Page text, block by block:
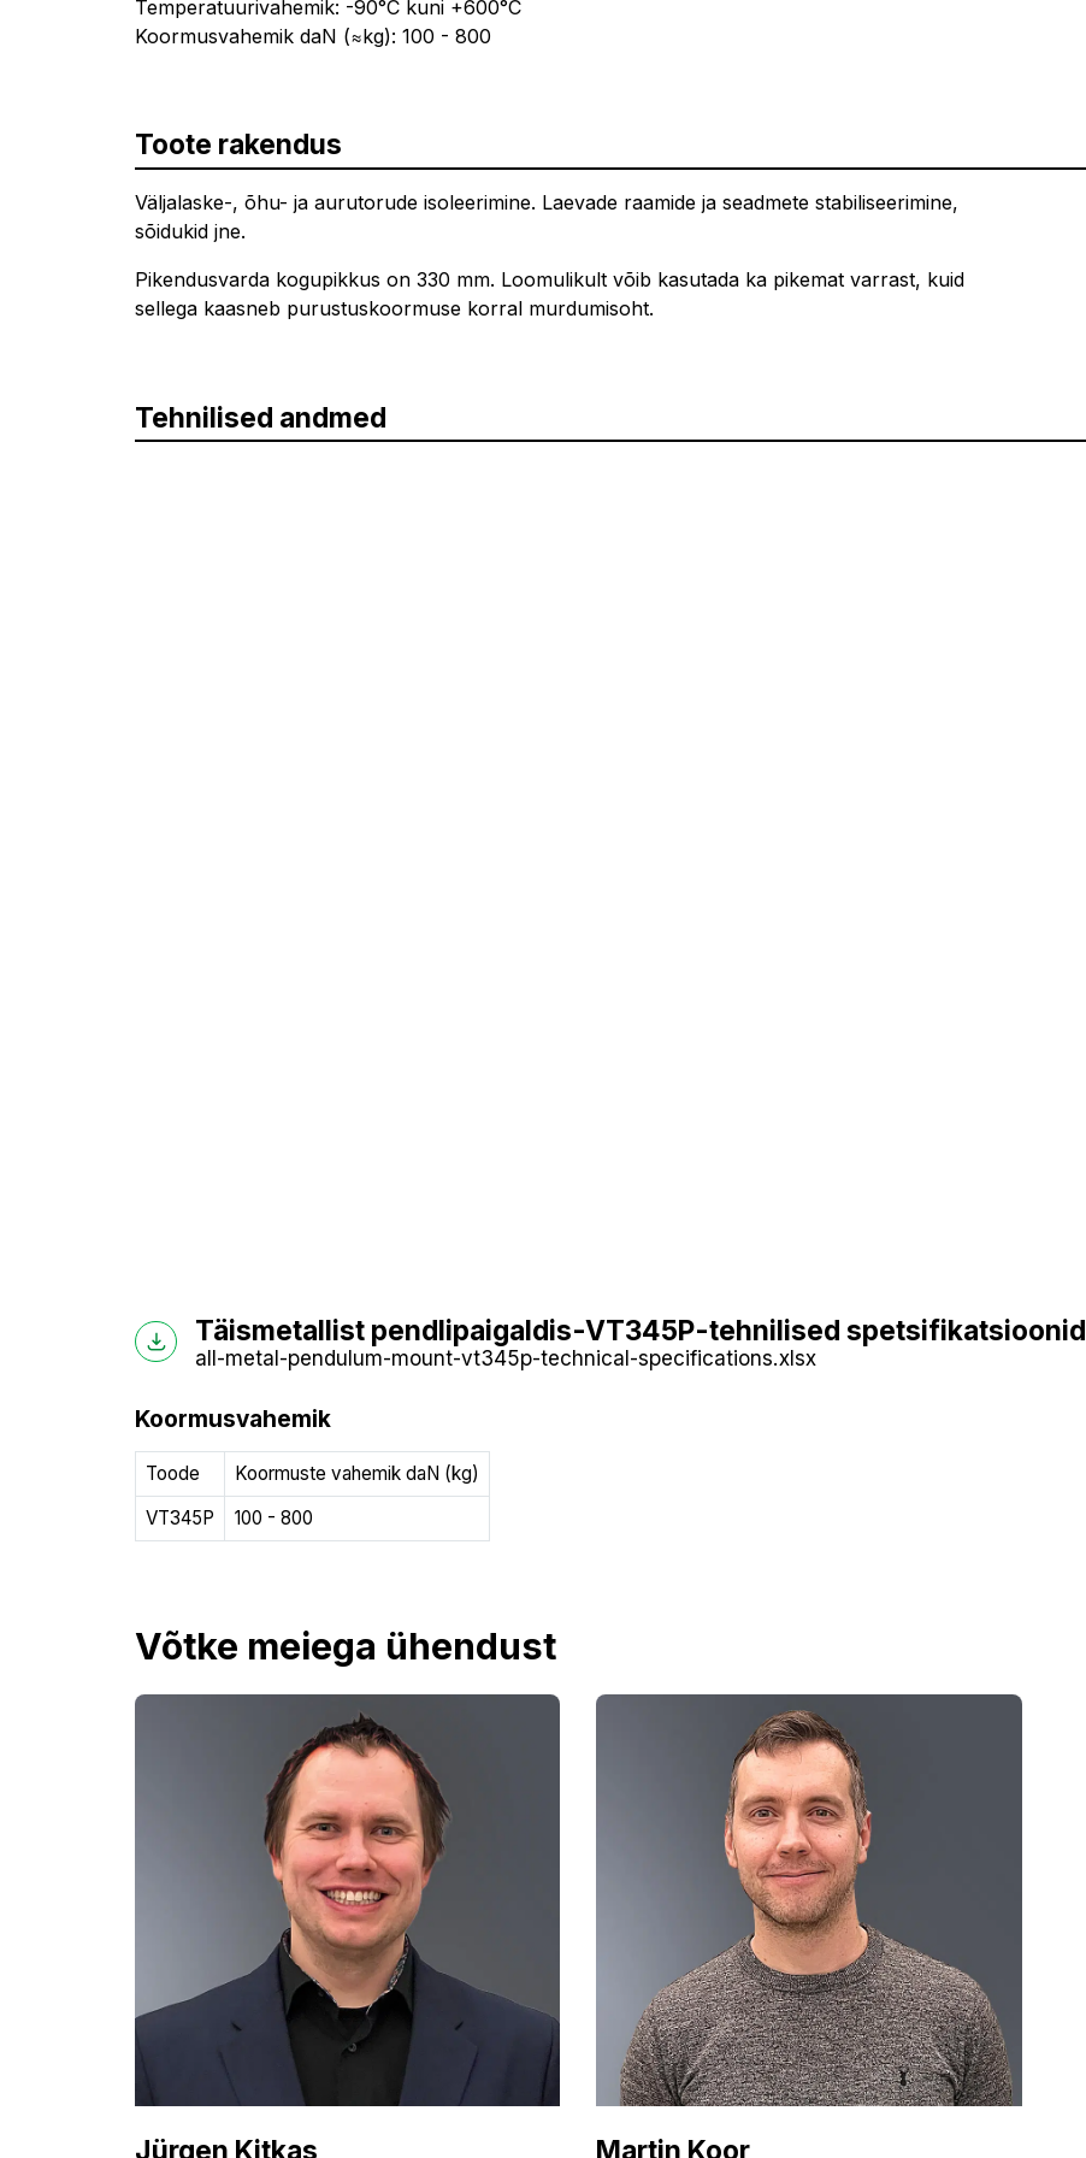
Temperatuurivahemik: -90°C kuni +600°C
Koormusvahemik daN (≈kg): 100 - 800
Toote rakendus
Väljalaske-, õhu- ja aurutorude isoleerimine. Laevade raamide ja seadmete stabiliseerimine,
sõidukid jne.
Pikendusvarda kogupikkus on 330 mm. Loomulikult võib kasutada ka pikemat varrast, kuid
sellega kaasneb purustuskoormuse korral murdumisoht.
Tehnilised andmed
Täismetallist pendlipaigaldis-VT345P-tehnilised spetsifikatsioonid
all-metal-pendulum-mount-vt345p-technical-specifications.xlsx
Koormusvahemik
Toode
Koormuste vahemik daN (kg)
VT345P
100 - 800
Võtke meiega ühendust
Jürgen Kitkas Martin Koor